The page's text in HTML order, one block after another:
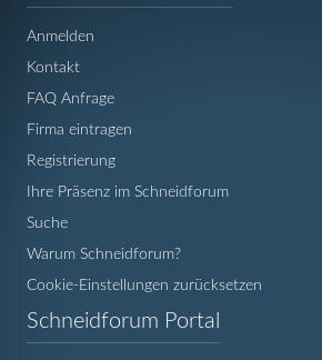
Anmelden
Kontakt
FAQ Anfrage
Firma eintragen
Registrierung
Ihre Präsenz im Schneidforum
Suche
Warum Schneidforum?
Cookie-Einstellungen zurücksetzen
Schneidforum Portal